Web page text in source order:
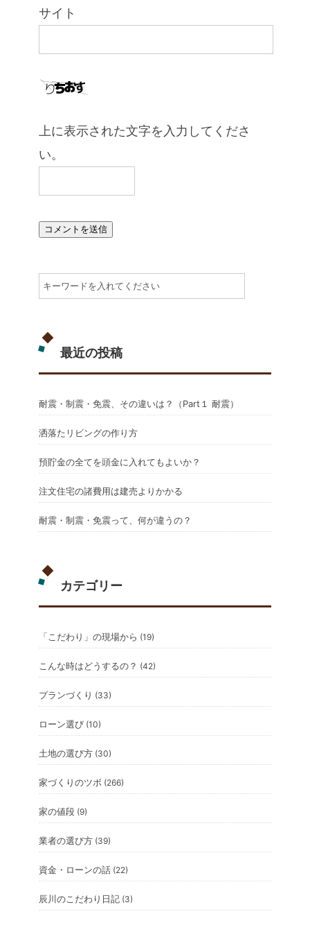
サイト
上に表示された文字を入力してくださ
い。
最近の投稿
耐震・制震・免震、その違いは？（Part１ 耐震）
洒落たリビングの作り方
預貯金の全てを頭金に入れてもよいか？
注文住宅の諸費用は建売よりかかる
耐震・制震・免震って、何が違うの？
カテゴリー
「こだわり」の現場から (19)
こんな時はどうするの？ (42)
プランづくり (33)
ローン選び (10)
土地の選び方 (30)
家づくりのツボ (266)
家の値段 (9)
業者の選び方 (39)
資金・ローンの話 (22)
辰川のこだわり日記 (3)